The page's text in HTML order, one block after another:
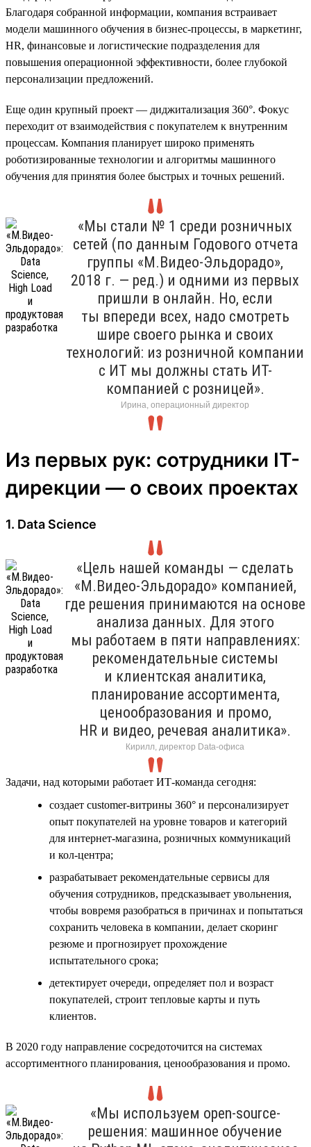
Благодаря собранной информации, компания встраивает
модели машинного обучения в бизнес-процессы, в маркетинг,
HR, финансовые и логистические подразделения для
повышения операционной эффективности, более глубокой
персонализации предложений.
Еще один крупный проект — диджитализация 360°. Фокус
переходит от взаимодействия с покупателем к внутренним
процессам. Компания планирует широко применять
роботизированные технологии и алгоритмы машинного
обучения для принятия более быстрых и точных решений.
«Мы стали № 1 среди розничных
сетей (по данным Годового отчета
группы «М.Видео-Эльдорадо»,
2018 г. — ред.) и одними из первых
пришли в онлайн. Но, если
ты впереди всех, надо смотреть
шире своего рынка и своих
технологий: из розничной компании
с ИТ мы должны стать ИТ-
компанией с розницей».
Ирина, операционный директор
Из первых рук: сотрудники IT-
дирекции — о своих проектах
1. Data Science
«Цель нашей команды — сделать
«М.Видео-Эльдорадо» компанией,
где решения принимаются на основе
анализа данных. Для этого
мы работаем в пяти направлениях:
рекомендательные системы
и клиентская аналитика,
планирование ассортимента,
ценообразования и промо,
HR и видео, речевая аналитика».
Кирилл, директор Data-офиса
Задачи, над которыми работает ИТ-команда сегодня:
создает customer-витрины 360° и персонализирует
опыт покупателей на уровне товаров и категорий
для интернет-магазина, розничных коммуникаций
и кол-центра;
разрабатывает рекомендательные сервисы для
обучения сотрудников, предсказывает увольнения,
чтобы вовремя разобраться в причинах и попытаться
сохранить человека в компании, делает скоринг
резюме и прогнозирует прохождение
испытательного срока;
детектирует очереди, определяет пол и возраст
покупателей, строит тепловые карты и путь
клиентов.
В 2020 году направление сосредоточится на системах
ассортиментного планирования, ценообразования и промо.
«Мы используем open-source-
решения: машинное обучение